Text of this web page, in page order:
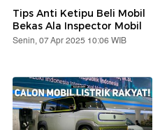
Tips Anti Ketipu Beli Mobil
Bekas Ala Inspector Mobil
Senin, 07 Apr 2025 10:06 WIB